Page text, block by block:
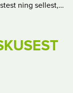
ning sellest,…